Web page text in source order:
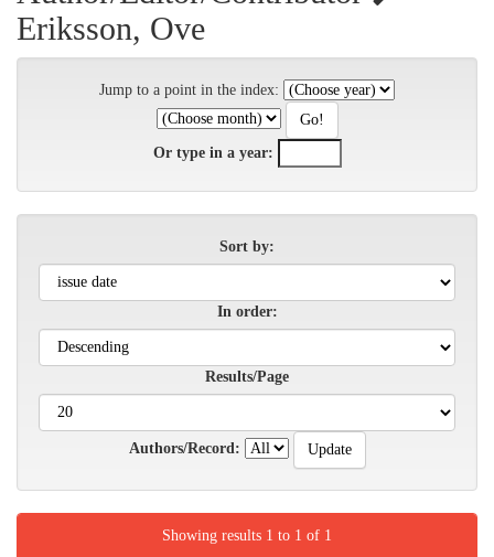
Eriksson, Ove
Jump to a point in the index:
Or type in a year:
Sort by:
In order:
Results/Page
Authors/Record:
Showing results 1 to 1 of 1